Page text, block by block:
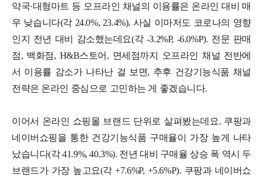
약국·대형마트 등 오프라인 채널의 이용률은 온라인 대비 매
우 낮습니다(각 24.0%, 23.4%). 사실 이마저도 코로나의 영향
인지 전년 대비 감소했는데요(각 -3.2%P, -6.0%P). 전문 판매
점, 백화점, H&B스토어, 면세점까지 오프라인 채널 전반에
서 이용률 감소가 나타난 걸 보면, 추후 건강기능식품 채널
전략은 온라인 중심으로 고민하는 게 좋겠습니다.
이어서 온라인 쇼핑몰 브랜드 단위로 살펴봤는데요. 쿠팡과
네이버쇼핑을 통한 건강기능식품 구매율이 가장 높게 나타
났습니다(각 41.9%, 40.3%). 전년 대비 구매율 상승 폭 역시 두
브랜드가 가장 높고요(각 +7.6%P, +5.6%P). 쿠팡과 네이버쇼